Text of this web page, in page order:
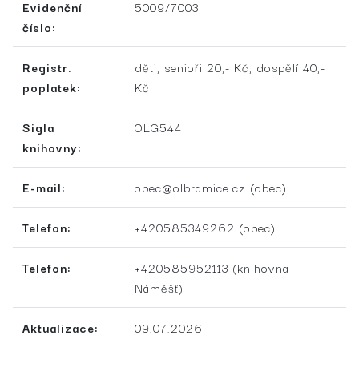
Evidenční
číslo:
5009/7003
Registr.
poplatek:
děti, senioři 20,- Kč, dospělí 40,-
Kč
Sigla
knihovny:
OLG544
E-mail: obec@olbramice.cz (obec)
Telefon: +420585349262 (obec)
Telefon: +420585952113 (knihovna
Náměšť)
Aktualizace: 09.07.2026